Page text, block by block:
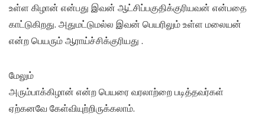
உள்ள கிழான் என்பது இவன் ஆட்சிப்பகுதிக்குரியவன் என்பதை
காட்டுகிறது. அதுமட்டுமல்ல இவன் பெயரிலும் உள்ள மலையன்
என்ற பெயரும் ஆராய்ச்சிக்குரியது .
மேலும்
அரும்பாக்கிழான் என்ற பெயரை வரலாற்றை படித்தவர்கள்
ஏற்கனவே கேள்வியுற்றிருக்கலாம்.